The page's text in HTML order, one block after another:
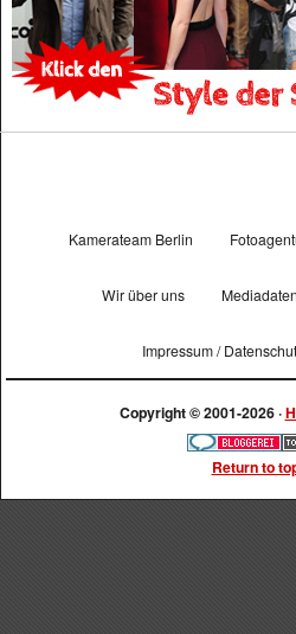
Kamerateam Berlin
Wir über uns Mediadaten
Impressum /
Copyright © 2001-2026 ·
Return to